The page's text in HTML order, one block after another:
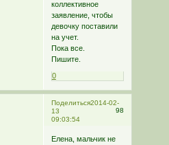
коллективное
заявление, чтобы
девочку поставили
на учет.
Пока все.
Пишите.
0
Поделиться
98
2014-02-
13
09:03:54
Елена, мальчик не